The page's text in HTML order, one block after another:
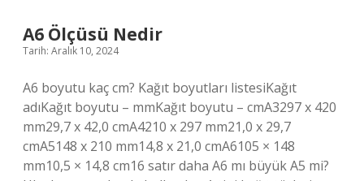
A6 Ölçüsü Nedir
Tarih: Aralık 10, 2024
A6 boyutu kaç cm? Kağıt boyutları listesiKağıt
adıKağıt boyutu – mmKağıt boyutu – cmA3297 x 420
mm29,7 x 42,0 cmA4210 x 297 mm21,0 x 29,7
cmA5148 x 210 mm14,8 x 21,0 cmA6105 × 148
mm10,5 × 14,8 cm16 satır daha A6 mı büyük A5 mi?